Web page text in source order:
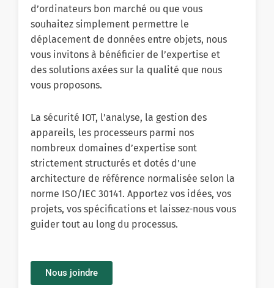
d’ordinateurs bon marché ou que vous
souhaitez simplement permettre le
déplacement de données entre objets, nous
vous invitons à bénéficier de l’expertise et
des solutions axées sur la qualité que nous
vous proposons.
La sécurité IOT, l’analyse, la gestion des
appareils, les processeurs parmi nos
nombreux domaines d’expertise sont
strictement structurés et dotés d’une
architecture de référence normalisée selon la
norme ISO/IEC 30141. Apportez vos idées, vos
projets, vos spécifications et laissez-nous vous
guider tout au long du processus.
Nous joindre